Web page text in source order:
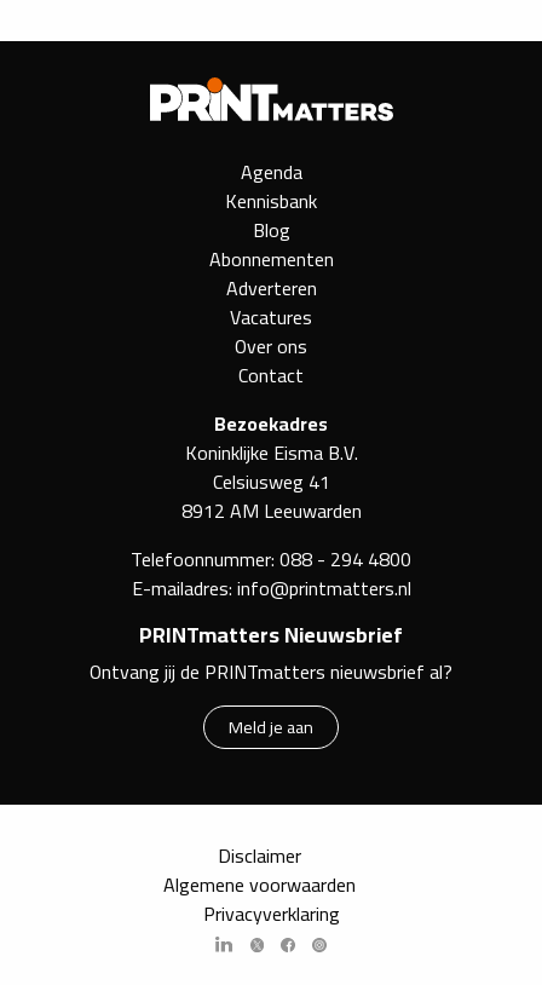
Agenda
Kennisbank
Blog
Abonnementen
Adverteren
Vacatures
Over ons
Contact
Bezoekadres
Koninklijke Eisma B.V.
Celsiusweg 41
8912 AM Leeuwarden
Telefoonnummer:088 - 294 4800
E-mailadres:info@printmatters.nl
PRINTmatters Nieuwsbrief
Ontvang jij de PRINTmatters nieuwsbrief al?
Meld je aan
Disclaimer
Algemene voorwaarden
Privacyverklaring